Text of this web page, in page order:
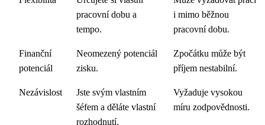
pracovní dobu a
tempo.
i mimo běžnou
pracovní dobu.
Finanční
potenciál
Neomezený potenciál
zisku.
Zpočátku může být
příjem nestabilní.
Nezávislost
Jste svým vlastním
šéfem a děláte vlastní
rozhodnutí.
Vyžaduje vysokou
míru zodpovědnosti.